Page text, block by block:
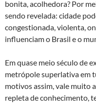
bonita, acolhedora? Por
sendo revelada: cidade
congestionada, violenta,
influenciam o Brasil e o
Em quase meio século de
metrópole superlativa em
motivos assim, vale muito
repleta de conhecimento,